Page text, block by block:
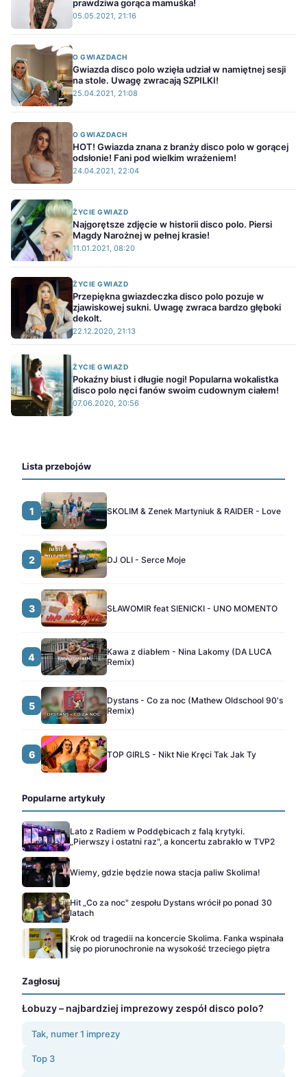
prawdziwa gorąca mamuśka!
05.05.2021, 21:16
O GWIAZDACH
Gwiazda disco polo wzięła udział w namiętnej sesji
na stole. Uwagę zwracają SZPILKI!
25.04.2021, 21:08
O GWIAZDACH
HOT! Gwiazda znana z branży disco polo w gorącej
odsłonie! Fani pod wielkim wrażeniem!
24.04.2021, 22:04
ŻYCIE GWIAZD
Najgorętsze zdjęcie w historii disco polo. Piersi
Magdy Narożnej w pełnej krasie!
11.01.2021, 08:20
ŻYCIE GWIAZD
Przepiękna gwiazdeczka disco polo pozuje w
zjawiskowej sukni. Uwagę zwraca bardzo głęboki
dekolt.
22.12.2020, 21:13
ŻYCIE GWIAZD
Pokaźny biust i długie nogi! Popularna wokalistka
disco polo nęci fanów swoim cudownym ciałem!
07.06.2020, 20:56
Lista przebojów
1 SKOLIM & Zenek Martyniuk & RAIDER - Love
2 DJ OLI - Serce Moje
3 SŁAWOMIR feat SIENICKI - UNO MOMENTO
4
Kawa z diabłem - Nina Lakomy (DA LUCA
Remix)
5
Dystans - Co za noc (Mathew Oldschool 90's
Remix)
6 TOP GIRLS - Nikt Nie Kręci Tak Jak Ty
Popularne artykuły
Lato z Radiem w Poddębicach z falą krytyki.
„Pierwszy i ostatni raz", a koncertu zabrakło w TVP2
Wiemy, gdzie będzie nowa stacja paliw Skolima!
Hit „Co za noc" zespołu Dystans wrócił po ponad 30
latach
Krok od tragedii na koncercie Skolima. Fanka wspinała
się po piorunochronie na wysokość trzeciego piętra
Zagłosuj
Łobuzy – najbardziej imprezowy zespół disco polo?
Tak, numer 1 imprezy
Top 3